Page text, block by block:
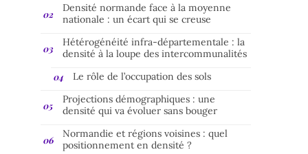
Densité normande face à la moyenne
nationale : un écart qui se creuse
Hétérogénéité infra-départementale : la
densité à la loupe des intercommunalités
Le rôle de l’occupation des sols
Projections démographiques : une
densité qui va évoluer sans bouger
Normandie et régions voisines : quel
positionnement en densité ?